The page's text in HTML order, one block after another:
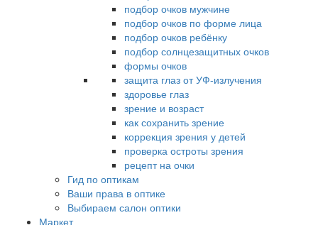
подбор очков мужчине
подбор очков по форме лица
подбор очков ребёнку
подбор солнцезащитных очков
формы очков
защита глаз от УФ-излучения
здоровье глаз
зрение и возраст
как сохранить зрение
коррекция зрения у детей
проверка остроты зрения
рецепт на очки
Гид по оптикам
Ваши права в оптике
Выбираем салон оптики
Маркет